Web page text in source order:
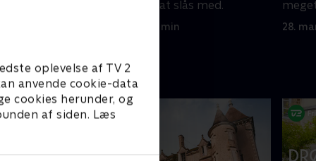
oplevelse af TV 2
anvende cookie-data
cookies herunder, og
af siden. Læs
år har haft deres at slås med.
28. marts 2015 • 46 min
hun
28.